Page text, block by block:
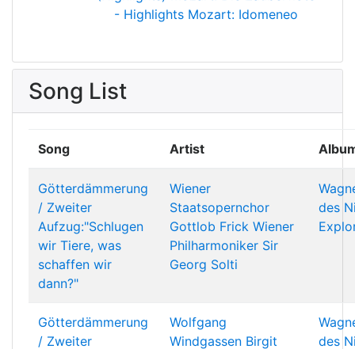
- Highlights Mozart: Idomeneo
Song List
Song Artist
Götterdämmerung
/ Zweiter
Aufzug:"Schlugen
wir Tiere, was
schaffen wir
dann?"
Wiener
Staatsopernchor
Gottlob Frick Wiener
Philharmoniker Sir
Georg Solti
des
Götterdämmerung
/ Zweiter
Wolfgang
Windgassen Birgit
des